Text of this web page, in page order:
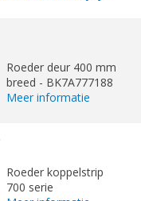
Roeder deur 400 mm
breed - BK7A777188
Meer informatie
Roeder koppelstrip
700 serie